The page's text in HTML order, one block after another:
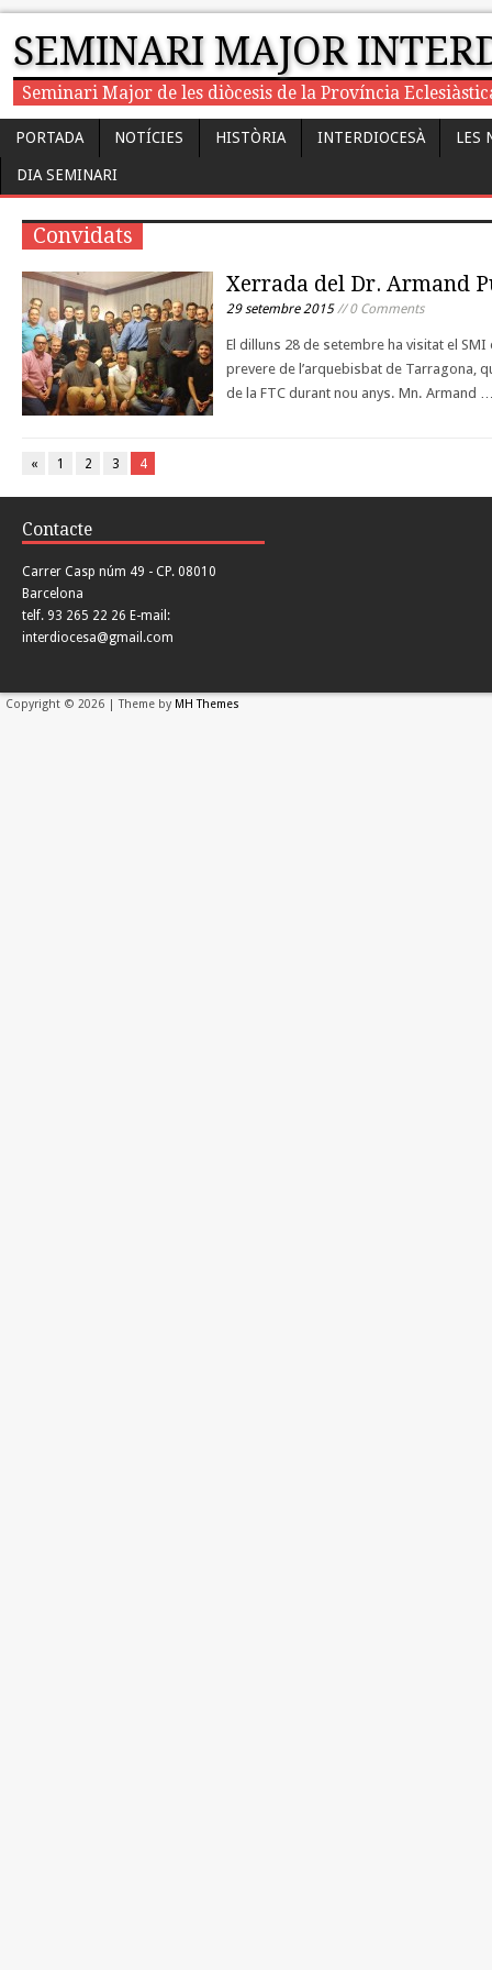
SEMINARI MAJOR
Seminari Major de les diòcesis de la Província
PORTADA NOTÍCIES HISTÒRIA INTERDIOCESÀ LES
DIA SEMINARI
Convidats
Xerrada del Dr. Armand
29 setembre 2015// 0 Comments
El dilluns 28 de setembre ha visitat el
prevere de l’arquebisbat de Tarragona,
de la FTC durant nou anys. Mn. Armand
« 1 2 3 4
Contacte
Carrer Casp núm 49 - CP. 08010
Barcelona
telf. 93 265 22 26 E-mail:
interdiocesa@gmail.com
Copyright © 2026 | Theme by MH Themes